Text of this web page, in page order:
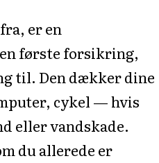
er en
første forsikring,
til. Den dækker dine
cykel — hvis
eller vandskade.
du allerede er